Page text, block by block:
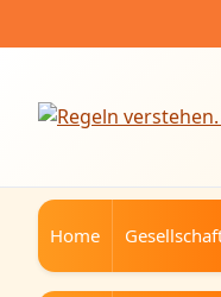
Inhalt
Home